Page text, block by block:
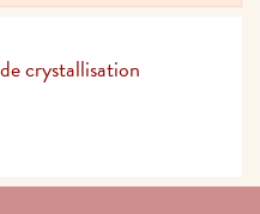
crystallisation